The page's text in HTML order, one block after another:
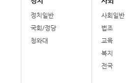
정치일반
국회/정당
청와대
사회일반
법조
교육
복지
전국